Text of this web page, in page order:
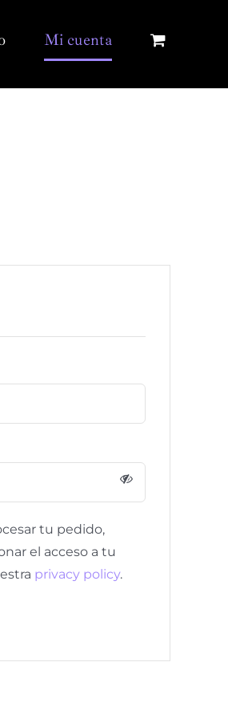
Mi cuenta
tu pedido,
el acceso a tu
privacy policy.